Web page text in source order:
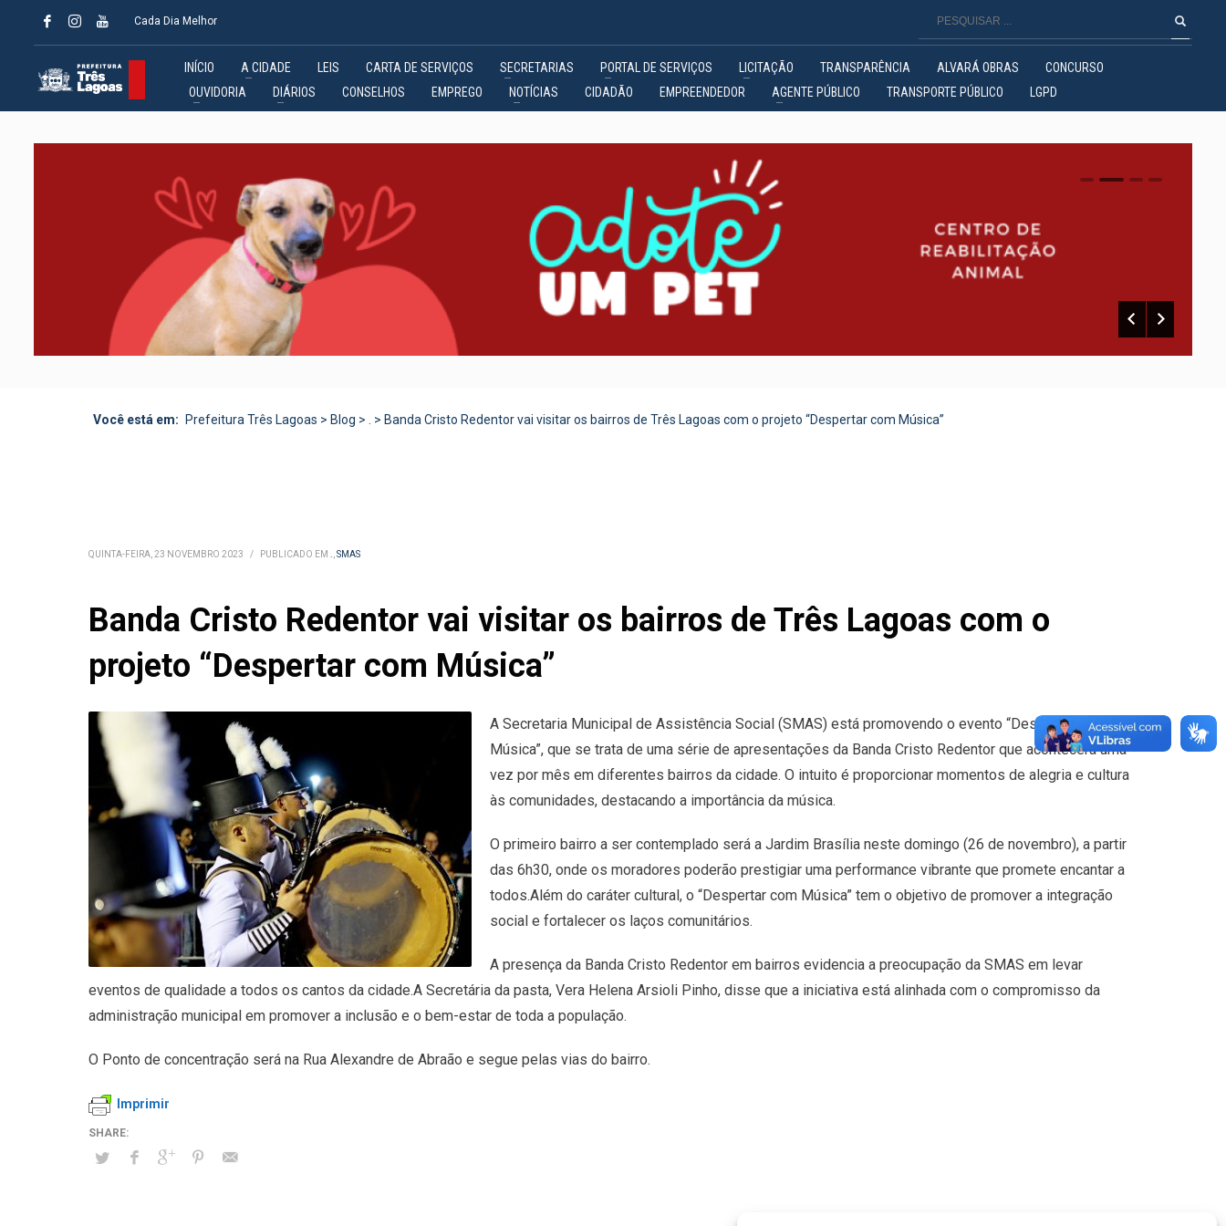
Cada Dia Melhor
INÍCIO A CIDADE LEIS CARTA DE SERVIÇOS SECRETARIAS PORTAL DE SERVIÇOS LICITAÇÃO TRANSPARÊNCIA ALVARÁ OBRAS
CONCURSO
OUVIDORIA
DIÁRIOS CONSELHOS EMPREGO NOTÍCIAS CIDADÃO EMPREENDEDOR AGENTE PÚBLICO TRANSPORTE PÚBLICO LGPD
0 1 2
Você está em: Prefeitura Três Lagoas > Blog > . > Banda Cristo Redentor vai visitar os bairros de Três Lagoas com o projeto “Despertar com Música”
QUINTA-FEIRA, 23 NOVEMBRO 2023 / PUBLICADO EM .,SMAS
Banda Cristo Redentor vai visitar os bairros de Três Lagoas com o
projeto “Despertar com Música”
A Secretaria Municipal de Assistência Social (SMAS) está promovendo o evento “Despertar com
Música”, que se trata de uma série de apresentações da Banda Cristo Redentor que acontecerá uma
vez por mês em diferentes bairros da cidade. O intuito é proporcionar momentos de alegria e cultura
às comunidades, destacando a importância da música.
O primeiro bairro a ser contemplado será a Jardim Brasília neste domingo (26 de novembro), a partir
das 6h30, onde os moradores poderão prestigiar uma performance vibrante que promete encantar a
todos.Além do caráter cultural, o “Despertar com Música” tem o objetivo de promover a integração
social e fortalecer os laços comunitários.
A presença da Banda Cristo Redentor em bairros evidencia a preocupação da SMAS em levar
eventos de qualidade a todos os cantos da cidade.A Secretária da pasta, Vera Helena Arsioli Pinho, disse que a iniciativa está alinhada com o compromisso da
administração municipal em promover a inclusão e o bem-estar de toda a população.
O Ponto de concentração será na Rua Alexandre de Abraão e segue pelas vias do bairro.
Imprimir